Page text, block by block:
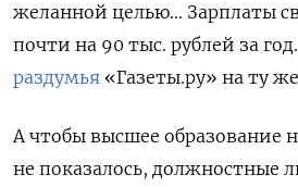
желанной целью… Зарплаты
почти на 90 тыс. рублей за
раздумья «Газеты.ру» на ту
А чтобы высшее образование
не показалось, должностные